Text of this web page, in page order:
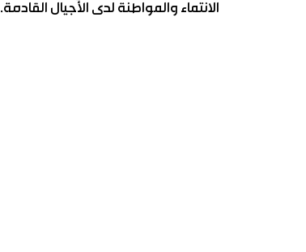
الانتماء والمواطنة لدى الأجيال القادمة.